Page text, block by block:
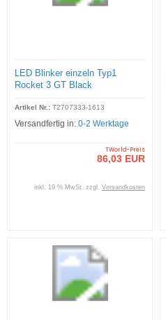
LED Blinker einzeln Typ1
Rocket 3 GT Black
Artikel Nr.: T2707333-1613
Versandfertig in: 0-2 Werktage
TWorld-Preis
86,03 EUR
inkl. 19 % MwSt. zzgl. Versandkosten